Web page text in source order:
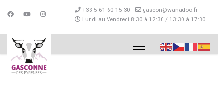
+33 5 61 60 15 30
gascon@wanadoo.fr
Lundi au Vendredi 8:30 à 12:30 / 13:30 à 17:30